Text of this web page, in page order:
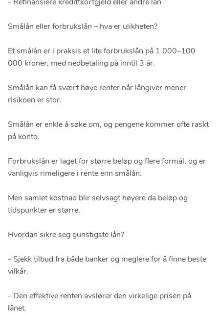
Smålån eller forbrukslån – hva er ulikheten?
Et smålån er i praksis et lite forbrukslån på 1 000–100
000 kroner, med nedbetaling på inntil 3 år.
Smålån kan få svært høye renter når långiver mener
risikoen er stor.
Smålån er enkle å søke om, og pengene kommer ofte raskt
på konto.
Forbrukslån er laget for større beløp og flere formål, og er
vanligvis rimeligere i rente enn smålån.
Men samlet kostnad blir selvsagt høyere da beløp og
tidspunkter er større.
Hvordan sikre seg gunstigste lån?
- Sjekk tilbud fra både banker og meglere for å finne beste
vilkår.
- Den effektive renten avslører den virkelige prisen på
lånet.